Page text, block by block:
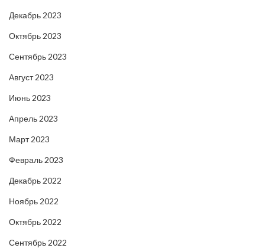
Декабрь 2023
Октябрь 2023
Сентябрь 2023
Август 2023
Июнь 2023
Апрель 2023
Март 2023
Февраль 2023
Декабрь 2022
Ноябрь 2022
Октябрь 2022
Сентябрь 2022